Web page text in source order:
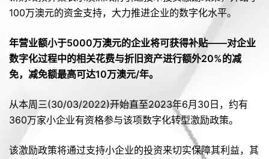
100万澳元的资金支持，大力推进企业的数字化水平。
年营业额小于5000万澳元的企业将可获得补贴——对企业
数字化过程中的相关花费与折旧资产进行额外20%的减
免，减免额最高可达10万澳元/年。
从本周三(30/03/2022)开始直至2023年6月30日，约有
360万家小企业有资格参与该项数字化转型激励政策。
该激励政策将通过支持小企业的投资来切实保障其利益，其